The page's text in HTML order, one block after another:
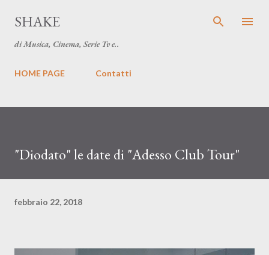
SHAKE
di Musica, Cinema, Serie Tv e..
HOME PAGE Contatti
"Diodato" le date di "Adesso Club Tour"
febbraio 22, 2018